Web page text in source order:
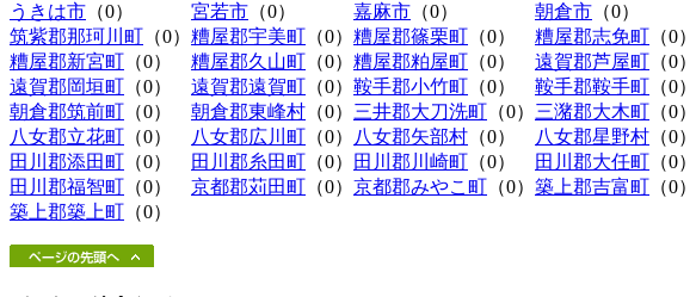
うきは市 （0） 宮若市 （0） 嘉麻市 （0） 朝倉市 （0）
筑紫郡那珂川町 （0） 糟屋郡宇美町 （0） 糟屋郡篠栗町 （0） 糟屋郡志免町 （0）
糟屋郡新宮町 （0） 糟屋郡久山町 （0） 糟屋郡粕屋町 （0） 遠賀郡芦屋町 （0）
遠賀郡岡垣町 （0） 遠賀郡遠賀町 （0） 鞍手郡小竹町 （0） 鞍手郡鞍手町 （0）
朝倉郡筑前町 （0） 朝倉郡東峰村 （0） 三井郡大刀洗町 （0） 三潴郡大木町 （0）
八女郡立花町 （0） 八女郡広川町 （0） 八女郡矢部村 （0） 八女郡星野村 （0）
田川郡添田町 （0） 田川郡糸田町 （0） 田川郡川崎町 （0） 田川郡大任町 （0）
田川郡福智町 （0） 京都郡苅田町 （0） 京都郡みやこ町 （0） 築上郡吉富町 （0）
築上郡築上町 （0）